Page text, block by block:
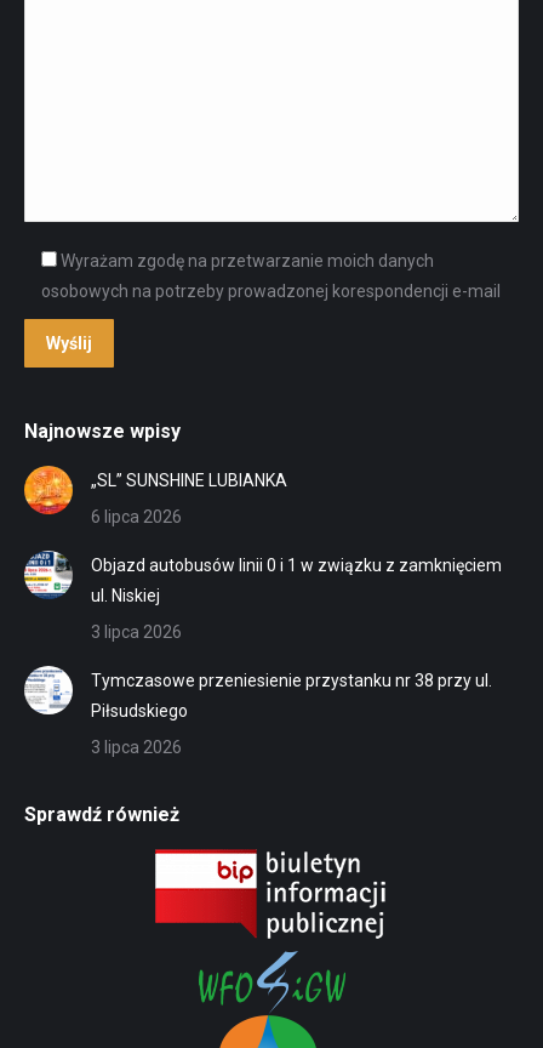
Wyrażam zgodę na przetwarzanie moich danych
osobowych na potrzeby prowadzonej korespondencji e-mail
Najnowsze wpisy
„SL” SUNSHINE LUBIANKA
6 lipca 2026
Objazd autobusów linii 0 i 1 w związku z zamknięciem
ul. Niskiej
3 lipca 2026
Tymczasowe przeniesienie przystanku nr 38 przy ul.
Piłsudskiego
3 lipca 2026
Sprawdź również